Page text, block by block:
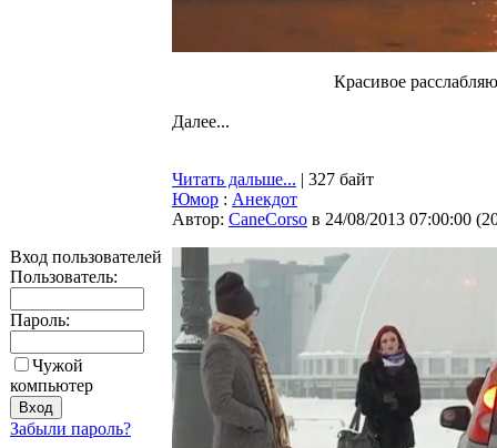
Вход пользователей
Пользователь:
Пароль:
Чужой
компьютер
Забыли пароль?
Красивое
Далее...
Читать дальше... | 327 байт
Юмор : Анекдот
Автор: CaneCorso в 24/08/2013 07:00:00 (